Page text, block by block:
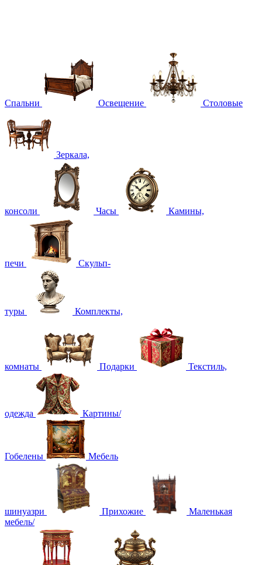
Спальни Освещение Столовые
Зеркала,
консоли Часы Камины,
печи Скульп-
туры Комплекты,
комнаты Подарки Текстиль,
одежда Картины/
Гобелены Мебель
шинуазри Прихожие
Маленькая
мебель/